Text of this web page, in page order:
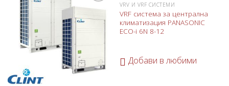
Добави
любими
в
любими
VRV И VRF СИСТЕМИ
VRF система за централна
климатизация PANASONIC
ECO-i 6N 8-12
Добави в любими